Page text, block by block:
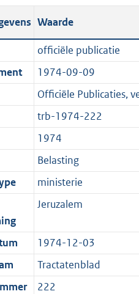
t
a
n
d
s
g
r
o
t
t
e
:
K
b
s
a
n
d
s
g
r
t
2
K
b
Waarde
officiële publicatie
1974-09-09
Officiële Publicaties,
trb-1974-222
1974
Belasting
ministerie
Jeruzalem
1974-12-03
Tractatenblad
222